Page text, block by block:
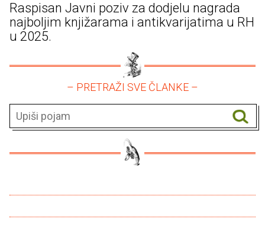
Raspisan Javni poziv za dodjelu nagrada
najboljim knjižarama i antikvarijatima u RH
u 2025.
– PRETRAŽI SVE ČLANKE –